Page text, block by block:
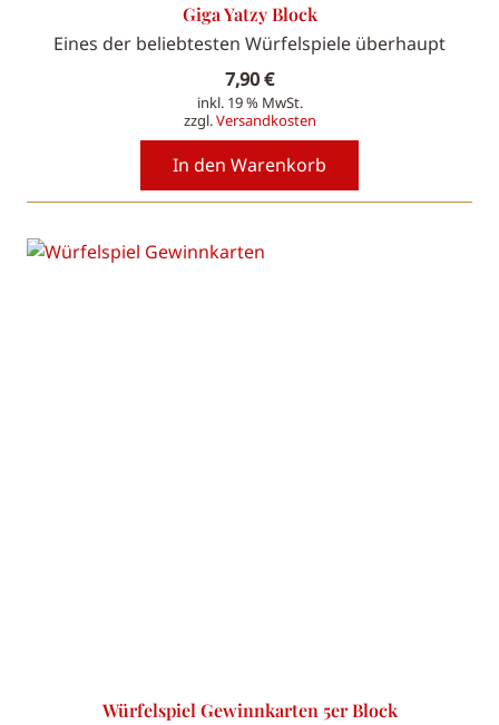
Giga Yatzy Block
Eines der beliebtesten Würfelspiele überhaupt
7,90€
inkl. 19 % MwSt.
zzgl.Versandkosten
In den Warenkorb
Würfelspiel Gewinnkarten 5er Block